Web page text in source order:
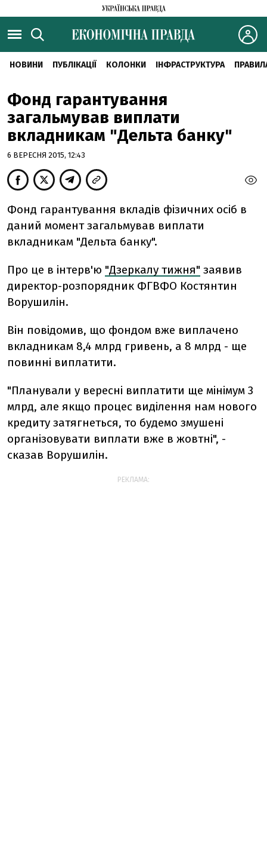
НОВИНИ ПУБЛІКАЦІЇ КОЛОНКИ ІНФРАСТРУКТУРА
Фонд гарантування
загальмував виплати
вкладникам "Дельта банку"
6 ВЕРЕСНЯ 2015, 12:43
Фонд гарантування вкладів фізичних осіб в
даний момент загальмував виплати
вкладникам "Дельта банку".
Про це в інтерв'ю "Дзеркалу тижня" заявив
директор-розпорядник ФГВФО Костянтин
Ворушилін.
Він повідомив, що фондом вже виплачено
вкладникам 8,4 млрд гривень, а 8 млрд - ще
повинні виплатити.
"Планували у вересні виплатити ще мінімум 3
млрд, але якщо процес виділення нам нового
кредиту затягнеться, то будемо змушені
організовувати виплати вже в жовтні", -
сказав Ворушилін.
РЕКЛАМА: